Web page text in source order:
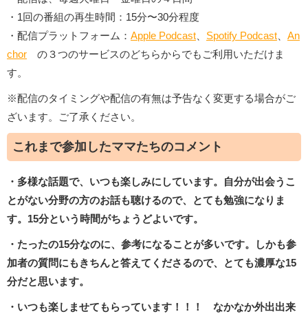
・1回の番組の再生時間：15分〜30分程度
・配信プラットフォーム： Apple Podcast Spotify Podcast
An
chor の３つのサービスのどちらからでもご利用いただけま
す。
※配信のタイミングや配信の有無は予告なく変更する場合がご
ざいます。ご了承ください。
これまで参加したママたちのコメント
・多様な話題で、いつも楽しみにしています。自分が出会うこ
とがない分野の方のお話も聴けるので、とても勉強になりま
す。15分という時間がちょうどよいです。
・たったの15分なのに、参考になることが多いです。しかも参
加者の質問にもきちんと答えてくださるので、とても濃厚な15
分だと思います。
・いつも楽しませてもらっています！！！ なかなか外出出来